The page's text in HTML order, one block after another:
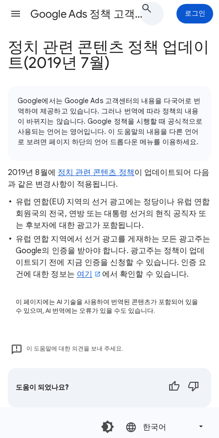
Google Ads 정책 고객센터 로그인
정치 관련 콘텐츠 정책 업데이
트(2019년 7월)
Google에서는 Google Ads 고객센터의 내용을 다국어로 번
역하여 제공하고 있습니다. 그러나 번역에 따라 정책의 내용
이 바뀌지는 않습니다. Google 정책을 시행할 때 공식적으로
사용되는 언어는 영어입니다. 이 도움말의 내용을 다른 언어
로 보려면 페이지 하단의 언어 드롭다운 메뉴를 이용하세요.
2019년 8월에 정치 관련 콘텐츠 정책이 업데이트되어 다음
과 같은 변경사항이 적용됩니다.
유럽 연합(EU) 지역의 선거 광고에는 정당이나 유럽 연합
회원국의 전국, 연방 또는 대통령 선거의 현직 공직자 또
는 후보자에 대한 광고가 포함됩니다.
유럽 연합 지역에서 선거 광고를 게재하는 모든 광고주는
Google의 인증을 받아야 합니다. 광고주는 정책이 업데
이트되기 전에 지금 인증을 신청할 수 있습니다. 인증 요
건에 대한 정보는 여기 에서 확인할 수 있습니다.
이 페이지에는 AI 기술을 사용하여 번역된 콘텐츠가 포함되어 있을
수 있으며, AI 번역에는 오류가 있을 수도 있습니다.
이 도움말에 대한 의견을 보내 주세요.
도움이 되었나요?
한국어‎